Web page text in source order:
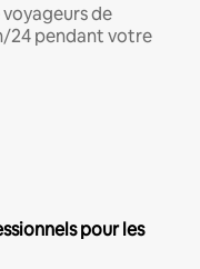
de
24 pendant votre
pour les